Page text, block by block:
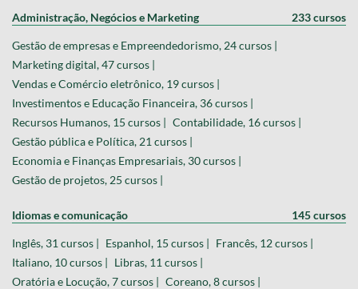
Administração, Negócios e Marketing 233 cursos
Gestão de empresas e Empreendedorismo, 24 cursos |
Marketing digital, 47 cursos |
Vendas e Comércio eletrônico, 19 cursos |
Investimentos e Educação Financeira, 36 cursos |
Recursos Humanos, 15 cursos | Contabilidade, 16 cursos |
Gestão pública e Política, 21 cursos |
Economia e Finanças Empresariais, 30 cursos |
Gestão de projetos, 25 cursos |
Idiomas e comunicação 145 cursos
Inglês, 31 cursos | Espanhol, 15 cursos | Francês, 12 cursos |
Italiano, 10 cursos | Libras, 11 cursos |
Oratória e Locução, 7 cursos | Coreano, 8 cursos |